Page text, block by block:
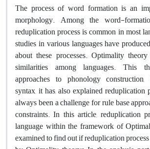
The process of word formation is an
morphology. Among the word-
reduplication process is common in most
studies in various languages have
about these processes. Optimality
similarities among languages. This
approaches to phonology
syntax, it has, also explained reduplication
always been a challenge for rule base
constraints. In this article, reduplication
language within the framework of
examined to find out if reduplication